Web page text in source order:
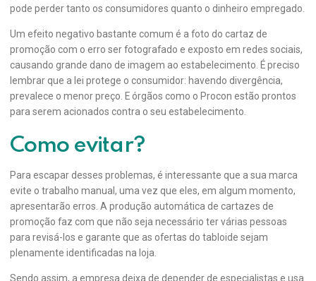
pode perder tanto os consumidores quanto o dinheiro empregado.
Um efeito negativo bastante comum é a foto do cartaz de
promoção com o erro ser fotografado e exposto em redes sociais,
causando grande dano de imagem ao estabelecimento. É preciso
lembrar que a lei protege o consumidor: havendo divergência,
prevalece o menor preço. E órgãos como o Procon estão prontos
para serem acionados contra o seu estabelecimento.
Como evitar?
Para escapar desses problemas, é interessante que a sua marca
evite o trabalho manual, uma vez que eles, em algum momento,
apresentarão erros. A produção automática de cartazes de
promoção faz com que não seja necessário ter várias pessoas
para revisá-los e garante que as ofertas do tabloide sejam
plenamente identificadas na loja.
Sendo assim, a empresa deixa de depender de especialistas e usa